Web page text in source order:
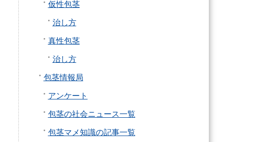
仮性包茎
治し方
真性包茎
治し方
包茎情報局
アンケート
包茎の社会ニュース一覧
包茎マメ知識の記事一覧